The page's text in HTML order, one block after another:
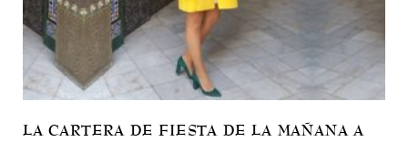
LA CARTERA DE FIESTA DE LA MAÑANA A